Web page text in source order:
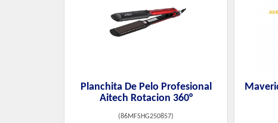
Planchita De Pelo Profesional
Aitech Rotacion 360°
(86MFSHG250857)